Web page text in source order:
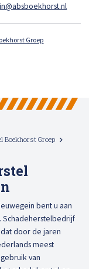
Groep
Boekhorst Groep
bent u aan
Schadeherstelbedrijf
door de jaren
meest
van